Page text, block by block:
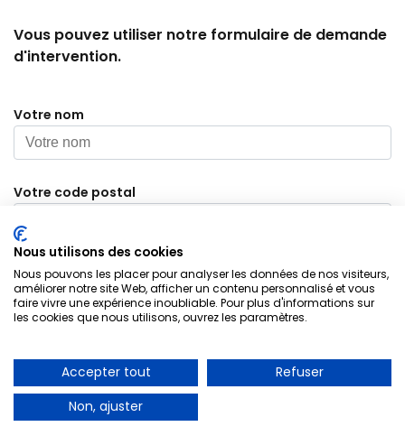
Vous pouvez utiliser notre formulaire de demande
d'intervention.
Votre nom
Votre code postal
Votre numéro téléphone
Joindre une photo
Electricien Trappes 78190
A PARTIR DE 30€
Dépannage d’urgence
Nous utilisons des cookies
Nous pouvons les placer pour analyser les données de nos visiteurs,
améliorer notre site Web, afficher un contenu personnalisé et vous
faire vivre une expérience inoubliable. Pour plus d'informations sur
les cookies que nous utilisons, ouvrez les paramètres.
Accepter tout
Refuser
Non, ajuster